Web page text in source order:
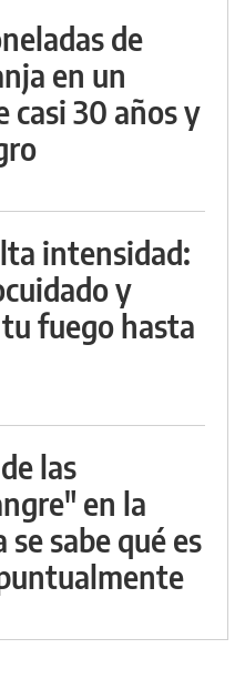
de
en un
casi 30 años y
intensidad:
y
fuego hasta
las
en la
sabe qué es